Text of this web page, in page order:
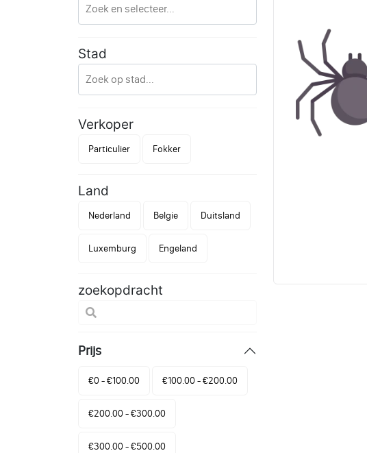
Stad
Verkoper
Particulier Fokker
Land
Nederland Belgie Duitsland
Luxemburg Engeland
zoekopdracht
Prijs
€0 - €100.00 €100.00 - €200.00
€200.00 - €300.00
€300.00 - €500.00